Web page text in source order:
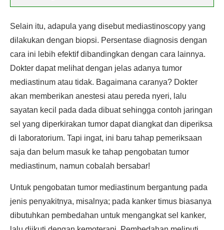
Selain itu, adapula yang disebut mediastinoscopy yang
dilakukan dengan biopsi. Persentase diagnosis dengan
cara ini lebih efektif dibandingkan dengan cara lainnya.
Dokter dapat melihat dengan jelas adanya tumor
mediastinum atau tidak. Bagaimana caranya? Dokter
akan memberikan anestesi atau pereda nyeri, lalu
sayatan kecil pada dada dibuat sehingga contoh jaringan
sel yang diperkirakan tumor dapat diangkat dan diperiksa
di laboratorium. Tapi ingat, ini baru tahap pemeriksaan
saja dan belum masuk ke tahap pengobatan tumor
mediastinum, namun cobalah bersabar!
Untuk pengobatan tumor mediastinum bergantung pada
jenis penyakitnya, misalnya; pada kanker timus biasanya
dibutuhkan pembedahan untuk mengangkat sel kanker,